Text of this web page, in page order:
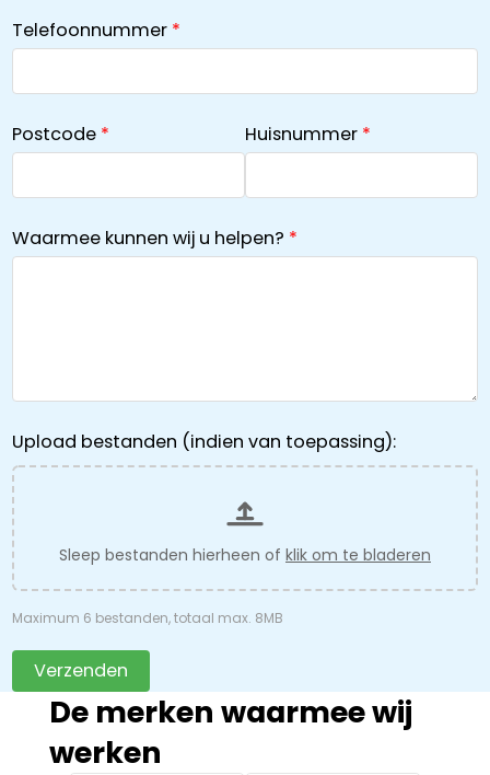
Telefoonnummer
Postcode Huisnummer
Waarmee kunnen wij u helpen?
Upload bestanden (indien van toepassing):
Sleep bestanden hierheen of klik om te bladeren
Maximum 6 bestanden, totaal max. 8MB
Verzenden
De merken waarmee wij
werken